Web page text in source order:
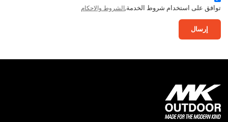
توافق على استخدام شروط الخدمة,الشروط والاحكام
إرسال